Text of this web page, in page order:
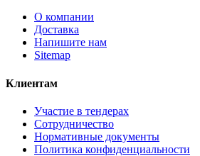
О компании
Доставка
Напишите нам
Sitemap
Клиентам
Участие в тендерах
Сотрудничество
Нормативные документы
Политика конфиденциальности